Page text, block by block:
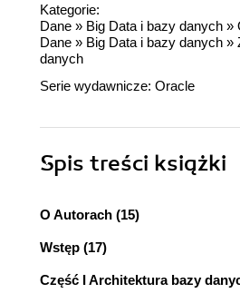
Kategorie:
Dane » Big Data i bazy danych »
Dane » Big Data i bazy danych »
danych
Serie wydawnicze: Oracle
Spis treści książki
O Autorach (15)
Wstęp (17)
Część I Architektura bazy